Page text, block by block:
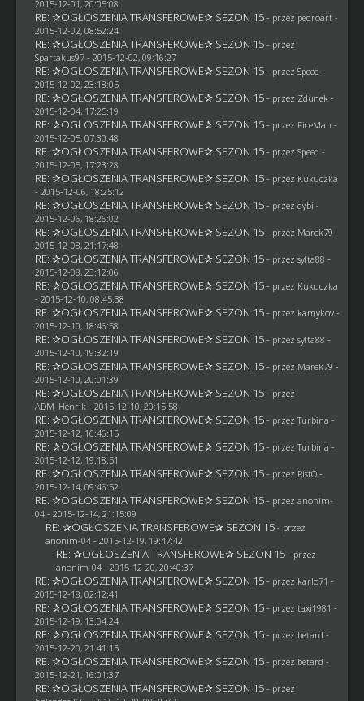
2015-12-01, 20:05:08
RE: ✰OGŁOSZENIA TRANSFEROWE✰ SEZON 15 - przez pedroart-
2015-12-02, 08:52:24
RE: ✰OGŁOSZENIA TRANSFEROWE✰ SEZON 15 - przez
Spartakus97- 2015-12-02, 09:16:27
RE: ✰OGŁOSZENIA TRANSFEROWE✰ SEZON 15 - przez Speed -
2015-12-02, 23:18:05
RE: ✰OGŁOSZENIA TRANSFEROWE✰ SEZON 15 - przez Zdunek -
2015-12-04, 17:25:19
RE: ✰OGŁOSZENIA TRANSFEROWE✰ SEZON 15 - przez FireMan -
2015-12-05, 07:30:48
RE: ✰OGŁOSZENIA TRANSFEROWE✰ SEZON 15 - przez Speed -
2015-12-05, 17:23:28
RE: ✰OGŁOSZENIA TRANSFEROWE✰ SEZON 15 - przez Kukuczka
- 2015-12-06, 18:25:12
RE: ✰OGŁOSZENIA TRANSFEROWE✰ SEZON 15 - przez dybi -
2015-12-06, 18:26:02
RE: ✰OGŁOSZENIA TRANSFEROWE✰ SEZON 15 - przez Marek79 -
2015-12-08, 21:17:48
RE: ✰OGŁOSZENIA TRANSFEROWE✰ SEZON 15 - przez sylta88 -
2015-12-08, 23:12:06
RE: ✰OGŁOSZENIA TRANSFEROWE✰ SEZON 15 - przez Kukuczka
- 2015-12-10, 08:45:38
RE: ✰OGŁOSZENIA TRANSFEROWE✰ SEZON 15 - przez kamykov-
2015-12-10, 18:46:58
RE: ✰OGŁOSZENIA TRANSFEROWE✰ SEZON 15 - przez sylta88 -
2015-12-10, 19:32:19
RE: ✰OGŁOSZENIA TRANSFEROWE✰ SEZON 15 - przez Marek79 -
2015-12-10, 20:01:39
RE: ✰OGŁOSZENIA TRANSFEROWE✰ SEZON 15 - przez
ADM_Henrik - 2015-12-10, 20:15:58
RE: ✰OGŁOSZENIA TRANSFEROWE✰ SEZON 15 - przez Turbina -
2015-12-12, 16:46:15
RE: ✰OGŁOSZENIA TRANSFEROWE✰ SEZON 15 - przez Turbina -
2015-12-12, 19:18:51
RE: ✰OGŁOSZENIA TRANSFEROWE✰ SEZON 15 - przez RistO-
2015-12-14, 09:46:52
RE: ✰OGŁOSZENIA TRANSFEROWE✰ SEZON 15 - przez anonim-
04- 2015-12-14, 21:15:09
RE: ✰OGŁOSZENIA TRANSFEROWE✰ SEZON 15 - przez
anonim-04- 2015-12-19, 19:47:42
RE: ✰OGŁOSZENIA TRANSFEROWE✰ SEZON 15 - przez
anonim-04- 2015-12-20, 20:40:37
RE: ✰OGŁOSZENIA TRANSFEROWE✰ SEZON 15 - przez karlo71 -
2015-12-18, 02:12:41
RE: ✰OGŁOSZENIA TRANSFEROWE✰ SEZON 15 - przez taxi1981 -
2015-12-19, 13:04:24
RE: ✰OGŁOSZENIA TRANSFEROWE✰ SEZON 15 - przez betard -
2015-12-20, 21:41:15
RE: ✰OGŁOSZENIA TRANSFEROWE✰ SEZON 15 - przez betard -
2015-12-21, 16:01:37
RE: ✰OGŁOSZENIA TRANSFEROWE✰ SEZON 15 - przez